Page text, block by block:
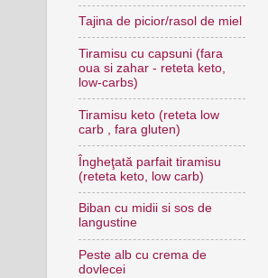
Tajina de picior/rasol de miel
Tiramisu cu capsuni (fara
oua si zahar - reteta keto,
low-carbs)
Tiramisu keto (reteta low
carb , fara gluten)
Îngheţată parfait tiramisu
(reteta keto, low carb)
Biban cu midii si sos de
langustine
Peste alb cu crema de
dovlecei